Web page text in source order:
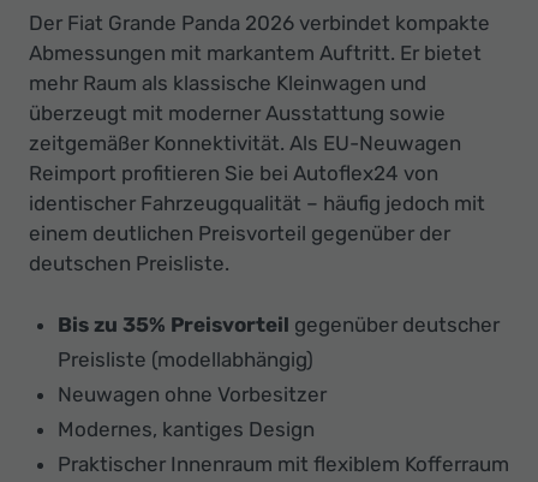
Der Fiat Grande Panda 2026 verbindet kompakte
Abmessungen mit markantem Auftritt. Er bietet
mehr Raum als klassische Kleinwagen und
überzeugt mit moderner Ausstattung sowie
zeitgemäßer Konnektivität. Als EU-Neuwagen
Reimport profitieren Sie bei Autoflex24 von
identischer Fahrzeugqualität – häufig jedoch mit
einem deutlichen Preisvorteil gegenüber der
deutschen Preisliste.
Bis zu 35% Preisvorteil gegenüber deutscher
Preisliste (modellabhängig)
Neuwagen ohne Vorbesitzer
Modernes, kantiges Design
Praktischer Innenraum mit flexiblem Kofferraum